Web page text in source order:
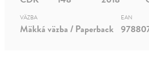
VÄZBA
Mäkká väzba / Paperback
EAN